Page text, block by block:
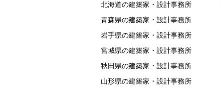
北海道の建築家・設計事務所
青森県の建築家・設計事務所
岩手県の建築家・設計事務所
宮城県の建築家・設計事務所
秋田県の建築家・設計事務所
山形県の建築家・設計事務所